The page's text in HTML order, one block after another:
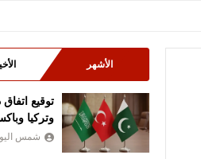
الأشهر
توقيع
وتركيا
شمس اليوم